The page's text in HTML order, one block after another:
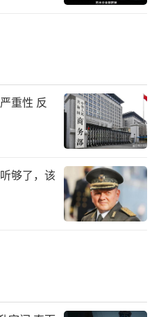
重性 反
够了，该